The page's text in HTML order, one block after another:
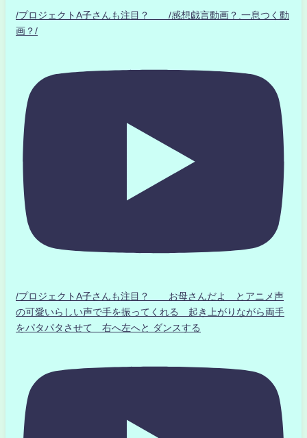
/プロジェクトA子さんも注目？ /感想戯言動画？.一息つく動
画？/
/プロジェクトA子さんも注目？ お母さんだよ とアニメ声
の可愛いらしい声で手を振ってくれる 起き上がりながら両手
をパタパタさせて 右へ左へと ダンスする